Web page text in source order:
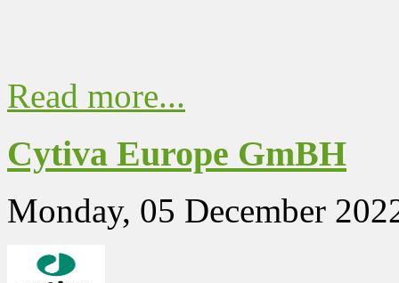
Read more...
Cytiva Europe GmBH
Monday, 05 December